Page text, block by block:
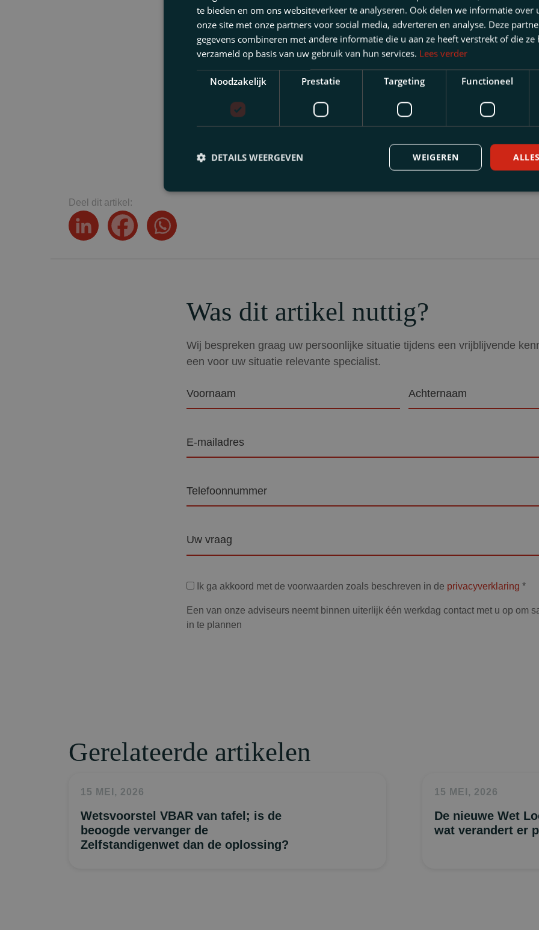
Onderwerp:
Prepack en WWZ in de praktijk: trends en tips
perspectief van de kantonrechter
Interactief deel: 17.15 uur tot 18.15 uur
Interactieve paneldiscussiewaaraan alle sprekers deelnemen.
voor debat (ook met de aanwezigen in de zaal) aan de hand van
Borrel: 18.15-19.00 uur
Deel dit artikel:
Was dit artikel nuttig?
Wij bespreken graag uw persoonlijke situatie tijdens een vrijblijvende
een voor uw situatie relevante specialist.
mailadres
Privacyverklaring
Ik ga akkoord met de voorwaarden zoals beschreven in de privacyverklaring *
Een van onze adviseurs neemt binnen uiterlijk één werkdag contact met u op om
in te plannen
Gerelateerde artikelen
15 MEI, 2026
Wetsvoorstel VBAR van tafel; is de
beoogde vervanger de
Zelfstandigenwet dan de oplossing?
15 MEI, 2026
De nieuwe Wet
wat verandert er
te bieden en om ons websiteverkeer te analyseren. Ook delen we informatie over
onze site met onze partners voor social media, adverteren en analyse. Deze
gegevens combineren met andere informatie die u aan ze heeft verstrekt of die ze
verzameld op basis van uw gebruik van hun services. Lees verder
Noodzakelijk Prestatie Targeting Functioneel
WEIGEREN
DETAILS WEERGEVEN